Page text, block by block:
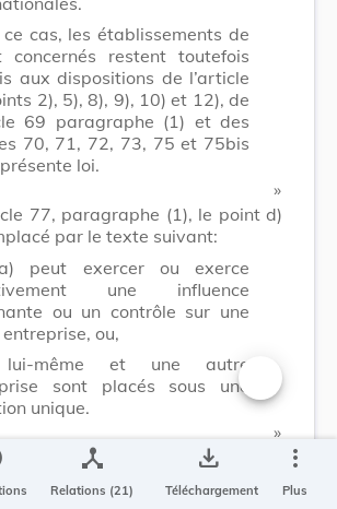
ce cas, les établissements de
concernés restent toutefois
aux dispositions de l’article
2), 5), 8), 9), 10) et 12), de
69 paragraphe (1) et des
70, 71, 72, 73, 75 et 75bis
loi.
​ »
77, paragraphe (1), le point d)
par le texte suivant:
peut exercer ou exerce
une influence
ou un contrôle sur une
ou,
même et une autre
sont placés sous une
unique.
​ »
79, paragraphe (1), la
par une référence à« l’article
Changer la
device_hub
Relations (21)
save_alt
Téléchargement
more_vert
Plus